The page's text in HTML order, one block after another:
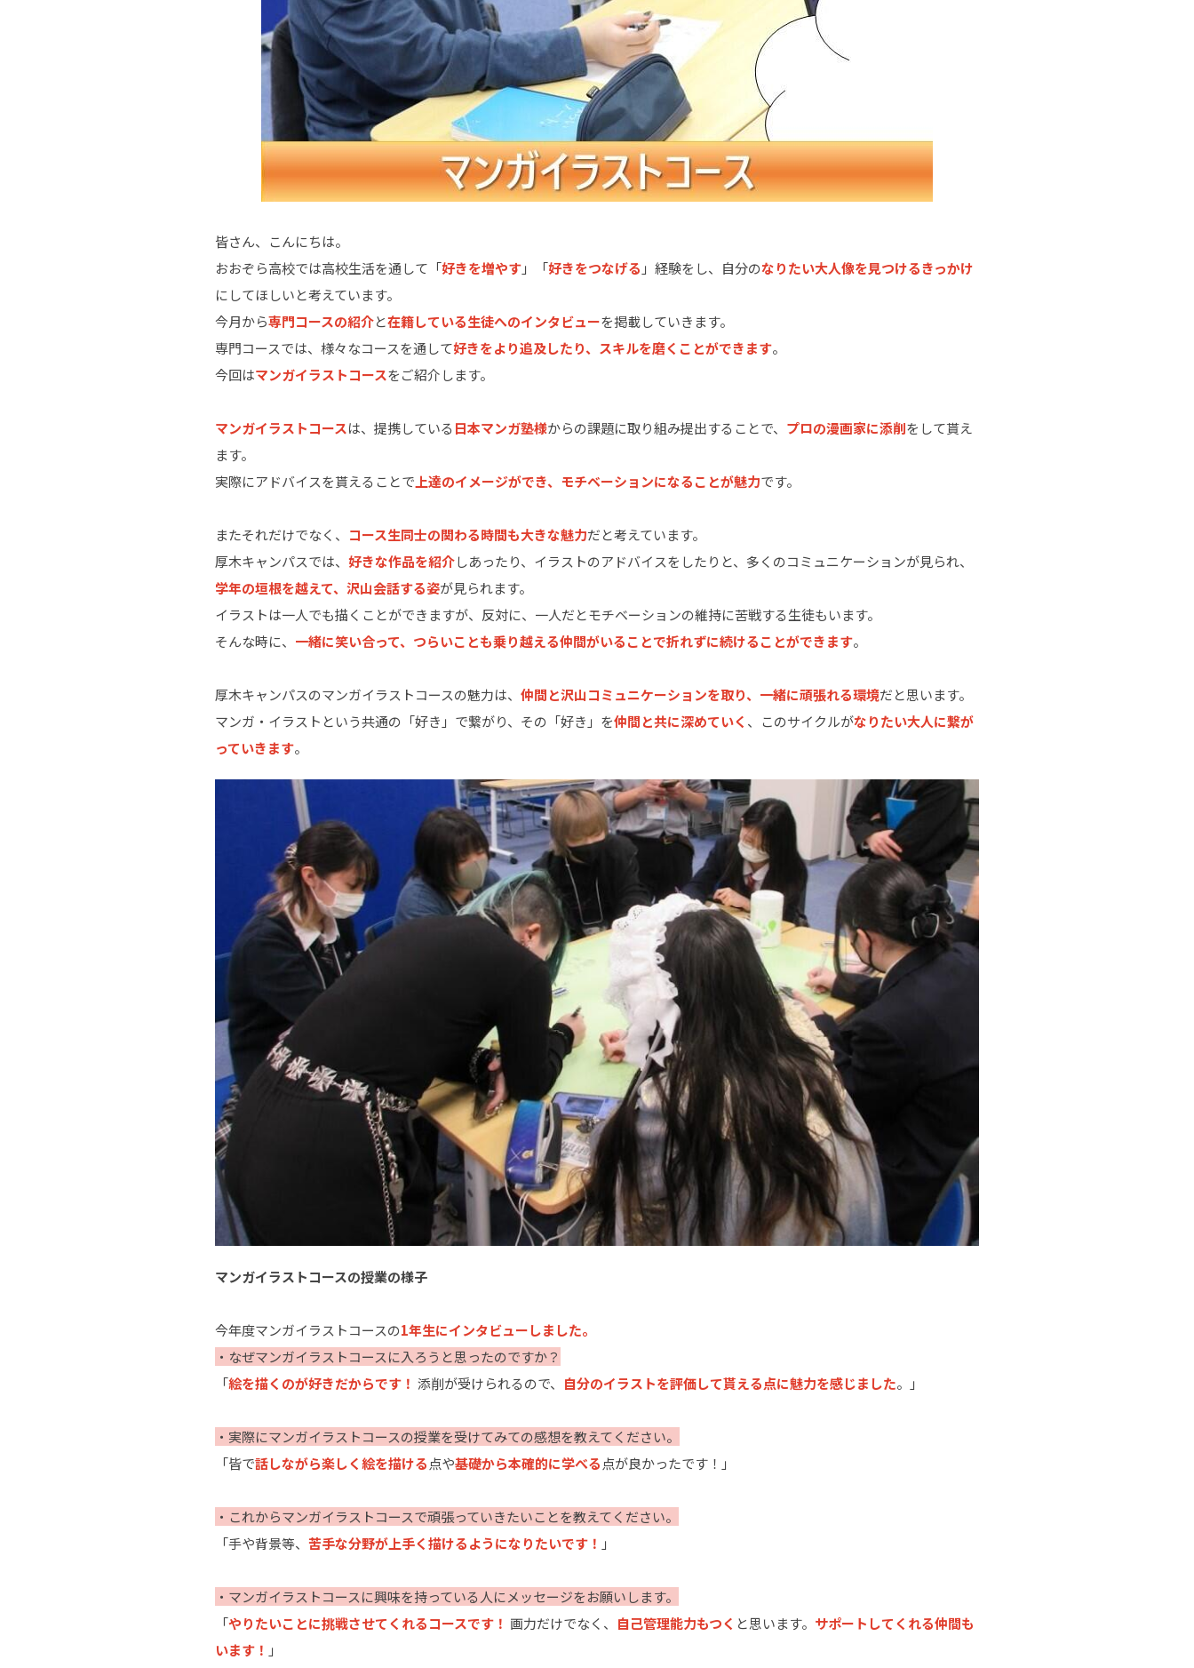
皆さん、こんにちは。
おおぞら高校では高校生活を通して「好きを増やす」「好きをつなげる 」経験をし、自分のなりたい大人像を見つけるきっかけ
にしてほしいと考えています。
今月から専門コースの紹介と在籍している生徒へのインタビューを掲載していきます。
専門コースでは、様々なコースを通して好きをより追及したり、スキルを磨くことができます。
今回はマンガイラストコースをご紹介します。
マンガイラストコースは、提携している 日本マンガ塾様からの課題に取り組み提出することで、 プロの漫画家に添削をして貰え
ます。
実際にアドバイスを貰えることで 上達のイメージができ、モチベーションになることが魅力です。
またそれだけでなく、 コース生同士の関わる時間も大きな魅力だと考えています。
厚木キャンパスでは、 好きな作品を紹介しあったり、イラストのアドバイスをしたりと、多くのコミュニケーションが見られ、
学年の垣根を越えて、沢山会話する姿が見られます。
イラストは一人でも描くことができますが、反対に、一人だとモチベーションの維持に苦戦する生徒もいます。
そんな時に、 一緒に笑い合って、つらいことも乗り越える仲間がいることで折れずに続けることができます。
厚木キャンパスのマンガイラストコースの魅力は、 仲間と沢山コミュニケーションを取り、一緒に頑張れる環境だと思います。
マンガ・イラストという共通の「好き」で繋がり、その「好き」を仲間と共に深めていく 、このサイクルがなりたい大人に繋が
っていきます。
マンガイラストコースの授業の様子
今年度マンガイラストコースの1年生にインタビューしました。
・なぜマンガイラストコースに入ろうと思ったのですか？
「絵を描くのが好きだからです！ 添削が受けられるので、 自分のイラストを評価して貰える点に魅力を感じました。」
・実際にマンガイラストコースの授業を受けてみての感想を教えてください。
「皆で話しながら楽しく絵を描ける点や基礎から本確的に学べる点が良かったです！」
・これからマンガイラストコースで頑張っていきたいことを教えてください。
「手や背景等、 苦手な分野が上手く描けるようになりたいです！ 」
・マンガイラストコースに興味を持っている人にメッセージをお願いします。
「やりたいことに挑戦させてくれるコースです！ 画力だけでなく、 自己管理能力もつく と思います。 サポートしてくれる仲間も
います！ 」